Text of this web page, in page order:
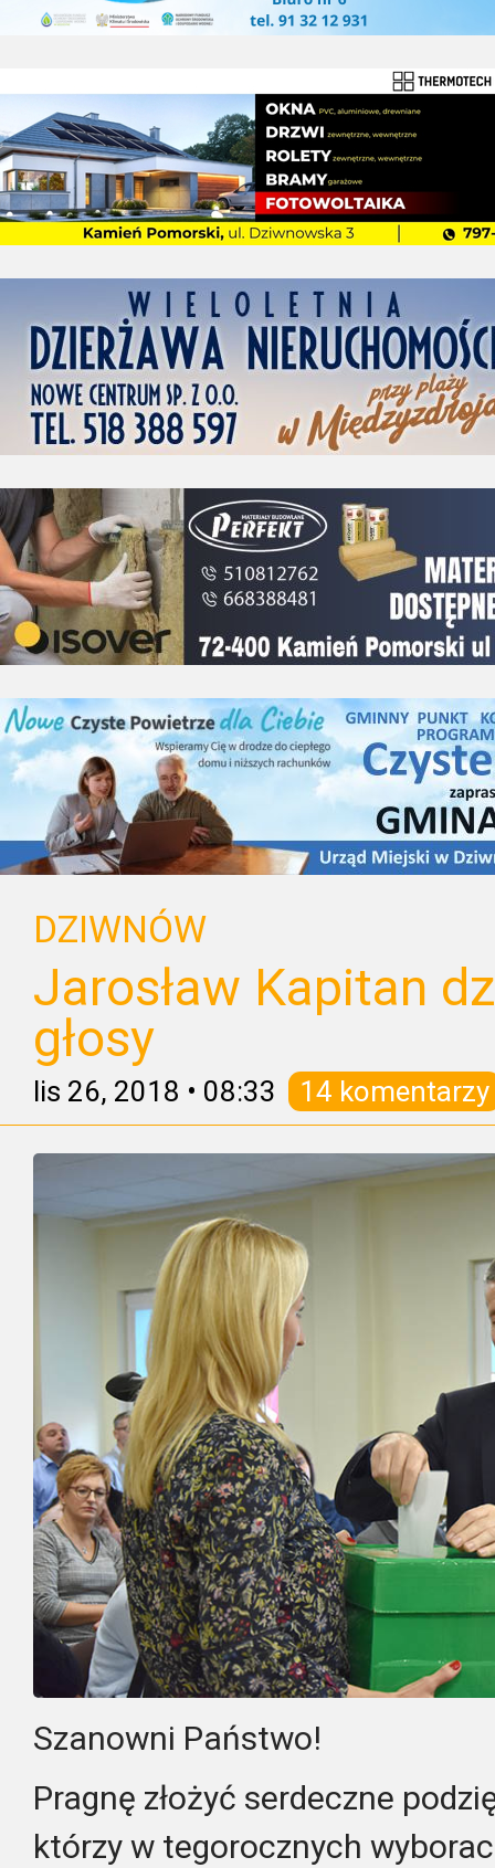
DZIWNÓW
Jarosław Kapitan
głosy
lis 26, 2018 • 08:33 14 komentarzy
Szanowni Państwo!
Pragnę złożyć serdeczne
którzy w tegorocznych